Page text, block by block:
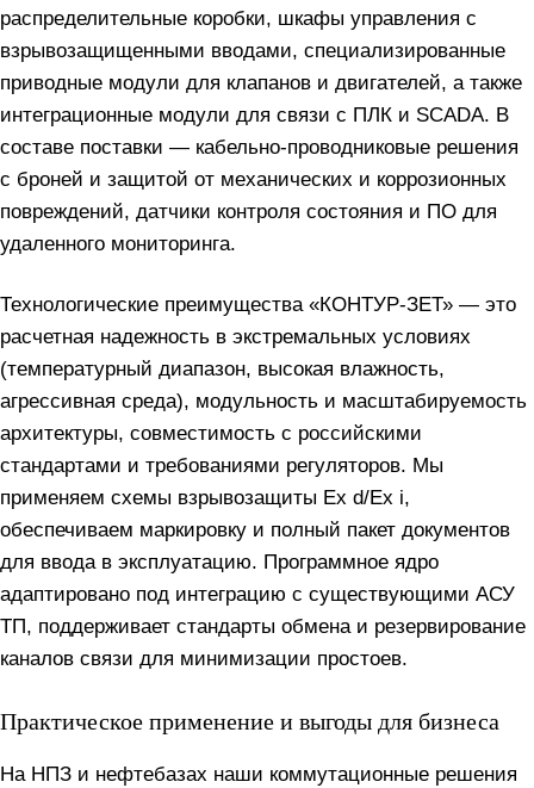
распределительные коробки, шкафы управления с
взрывозащищенными вводами, специализированные
приводные модули для клапанов и двигателей, а также
интеграционные модули для связи с ПЛК и SCADA. В
составе поставки — кабельно-проводниковые решения
с броней и защитой от механических и коррозионных
повреждений, датчики контроля состояния и ПО для
удаленного мониторинга.
Технологические преимущества «КОНТУР-ЗЕТ» — это
расчетная надежность в экстремальных условиях
(температурный диапазон, высокая влажность,
агрессивная среда), модульность и масштабируемость
архитектуры, совместимость с российскими
стандартами и требованиями регуляторов. Мы
применяем схемы взрывозащиты Ex d/Ex i,
обеспечиваем маркировку и полный пакет документов
для ввода в эксплуатацию. Программное ядро
адаптировано под интеграцию с существующими АСУ
ТП, поддерживает стандарты обмена и резервирование
каналов связи для минимизации простоев.
Практическое применение и выгоды для бизнеса
На НПЗ и нефтебазах наши коммутационные решения